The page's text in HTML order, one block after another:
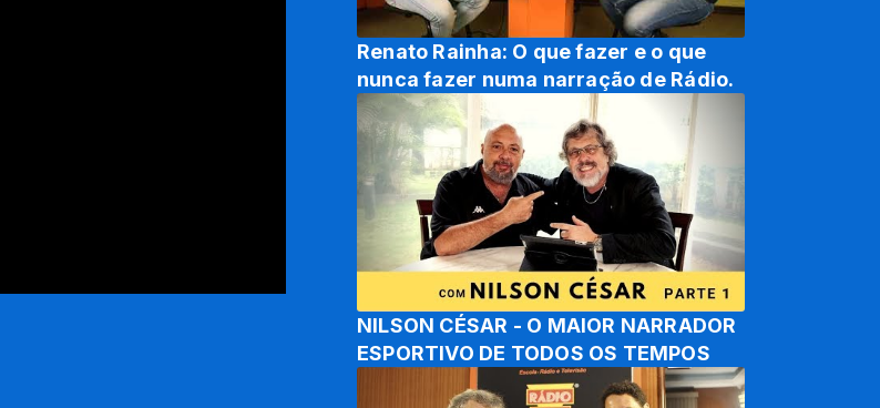
Renato Rainha: O que fazer e o que
nunca fazer numa narração de Rádio.
NILSON CÉSAR - O MAIOR NARRADOR
ESPORTIVO DE TODOS OS TEMPOS